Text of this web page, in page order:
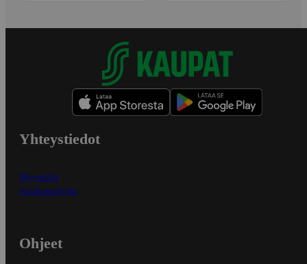
Yhteystiedot
Myymälät
Asiakaspalvelu
Ohjeet